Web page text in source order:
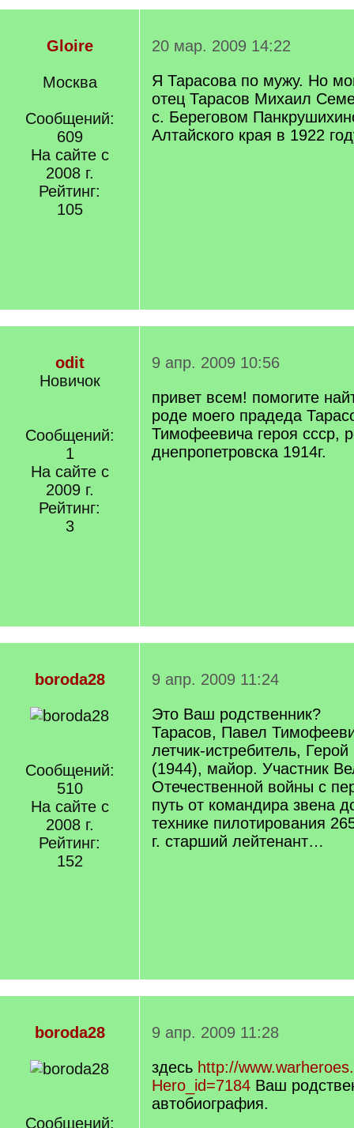
Gloire
Москва
Сообщений:
609
На сайте с
2008 г.
Рейтинг:
105
20 мар. 2009 14:22
Я Тарасова по мужу. Но
отец Тарасов Михаил
с. Береговом
Алтайского края в 1922
odit
Новичок
Сообщений:
1
На сайте с
2009 г.
Рейтинг:
3
9 апр. 2009 10:56
привет всем! помогите
роде моего прадеда
Тимофеевича героя ссср,
днепропетровска 1914г.
boroda28
Сообщений:
510
На сайте с
2008 г.
Рейтинг:
152
9 апр. 2009 11:24
Это Ваш родственник?
Тарасов, Павел
летчик-истребитель,
(1944), майор. Участник
Отечественной войны с
путь от командира звена
технике пилотирования
г. старший лейтенант…
boroda28
Сообщений:
9 апр. 2009 11:28
здесь http://
Hero_id=7184 Ваш
автобиография.